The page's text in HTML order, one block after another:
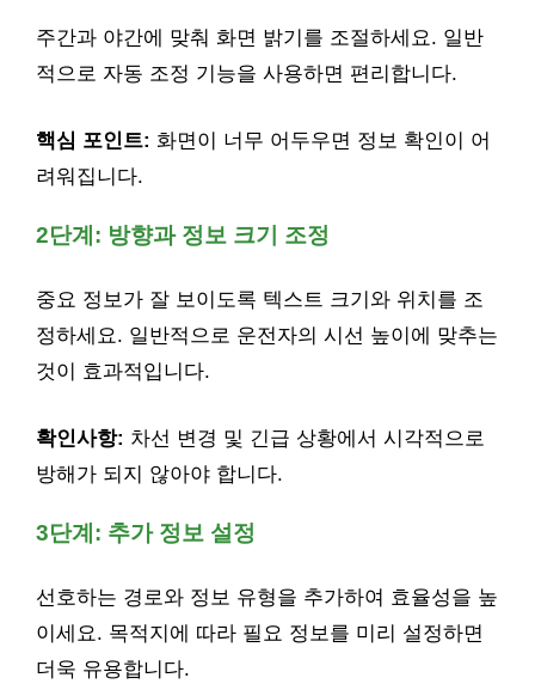
주간과 야간에 맞춰 화면 밝기를 조절하세요. 일반
적으로 자동 조정 기능을 사용하면 편리합니다.
핵심 포인트: 화면이 너무 어두우면 정보 확인이 어
려워집니다.
2단계: 방향과 정보 크기 조정
중요 정보가 잘 보이도록 텍스트 크기와 위치를 조
정하세요. 일반적으로 운전자의 시선 높이에 맞추는
것이 효과적입니다.
확인사항: 차선 변경 및 긴급 상황에서 시각적으로
방해가 되지 않아야 합니다.
3단계: 추가 정보 설정
선호하는 경로와 정보 유형을 추가하여 효율성을 높
이세요. 목적지에 따라 필요 정보를 미리 설정하면
더욱 유용합니다.